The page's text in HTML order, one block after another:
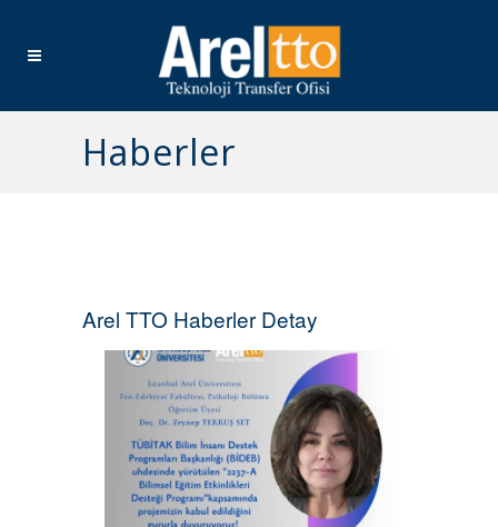
Haberler
Arel TTO Haberler Detay